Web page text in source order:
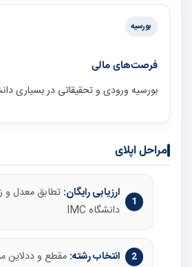
بورسیه
فرصت‌های مالی
بورسیه ورودی و تحقیقاتی در بسیاری
مراحل اپلای
ارزیابی رایگان: تطابق معدل و
دانشگاه IMC
انتخاب رشته: مقطع و ددلاین